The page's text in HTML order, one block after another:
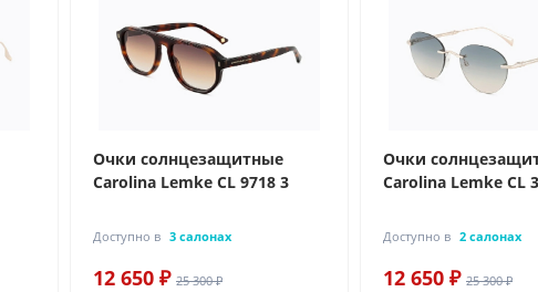
Очки солнцезащитные
Carolina Lemke CL 9718 3
Доступно в 3 салонах
12 650 ₽ 25 300 ₽
Очки
Carolina Lemke CL
Доступно в 2 салонах
12 650 ₽ 25 300 ₽